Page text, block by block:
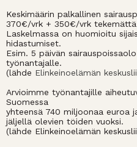
Keskimäärin palkallinen
370€/vrk + 350€/vrk
Laskelmassa on huomioitu
hidastumiset.
Esim. 5 päivän
työnantajalle.
(lähde Elinkeinoelämän
Arvioimme työnantajille
Suomessa
yhteensä 740 miljoonaa euroa
jäljellä olevien töiden vuoksi.
(lähde Elinkeinoelämän